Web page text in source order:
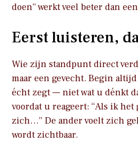
doen” werkt veel beter dan
Eerst luisteren,
Wie zijn standpunt direct
maar een gevecht. Begin
écht zegt — niet wat u dénkt
voordat u reageert: “Als ik
zich…” De ander voelt zich
wordt zichtbaar.